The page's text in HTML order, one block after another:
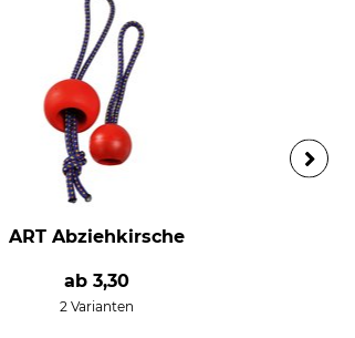
ART Abziehkirsche
ab3,30
2 Varianten